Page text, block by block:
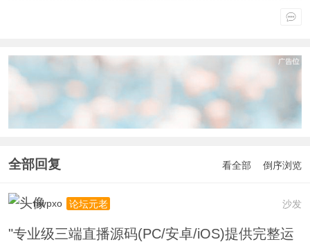
全部回复 看全部 倒序浏览
沙发
mvpxo 论坛元老
"专业级三端直播源码(PC/安卓/iOS)提供完整运